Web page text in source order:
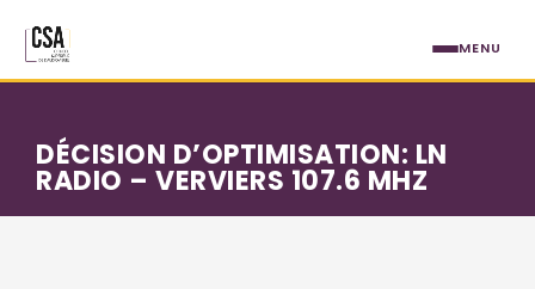
DÉCISION D’OPTIMISATION: LN
RADIO – VERVIERS 107.6 MHZ
MENU